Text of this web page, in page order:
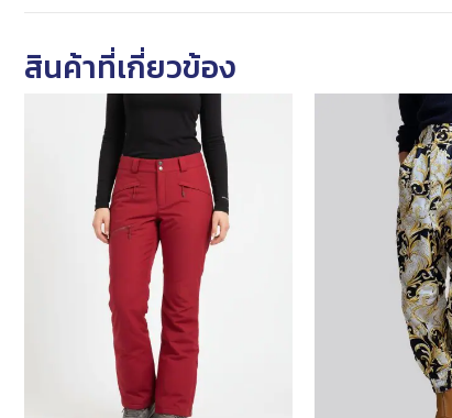
สินค้าที่เกี่ยวข้อง